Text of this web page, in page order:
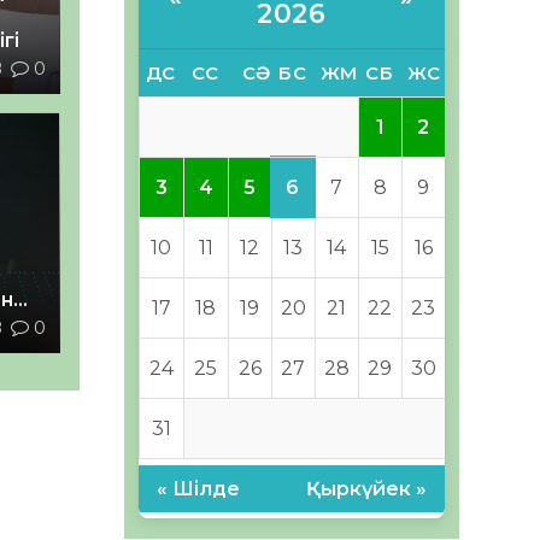
0
0
2026
ДС СС СӘ БС ЖМ СБ ЖС
1 2
3 4 5 6 7 8 9
10 11 12 13 14 15 16
17 18 19 20 21 22 23
24 25 26 27 28 29 30
31
« Шілде Қыркүйек »